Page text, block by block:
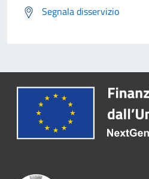
Segnala disservizio